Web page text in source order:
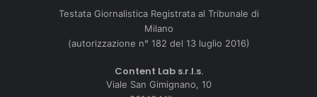
Testata Giornalistica Registrata al Tribunale di
Milano
(autorizzazione n° 182 del 13 luglio 2016)
Content Lab s.r.l.s.
Viale San Gimignano, 10